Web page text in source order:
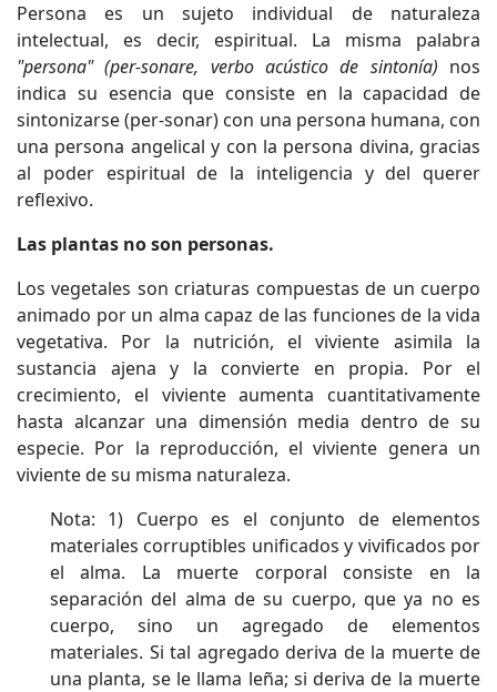
Persona es un sujeto individual de naturaleza
intelectual, es decir, espiritual. La misma palabra
"persona" (per-sonare, verbo acústico de sintonía) nos
indica su esencia que consiste en la capacidad de
sintonizarse (per-sonar) con una persona humana, con
una persona angelical y con la persona divina, gracias
al poder espiritual de la inteligencia y del querer
reflexivo.
Las plantas no son personas.
Los vegetales son criaturas compuestas de un cuerpo
animado por un alma capaz de las funciones de la vida
vegetativa. Por la nutrición, el viviente asimila la
sustancia ajena y la convierte en propia. Por el
crecimiento, el viviente aumenta cuantitativamente
hasta alcanzar una dimensión media dentro de su
especie. Por la reproducción, el viviente genera un
viviente de su misma naturaleza.
Nota: 1) Cuerpo es el conjunto de elementos
materiales corruptibles unificados y vivificados por
el alma. La muerte corporal consiste en la
separación del alma de su cuerpo, que ya no es
cuerpo, sino un agregado de elementos
materiales. Si tal agregado deriva de la muerte de
una planta, se le llama leña; si deriva de la muerte